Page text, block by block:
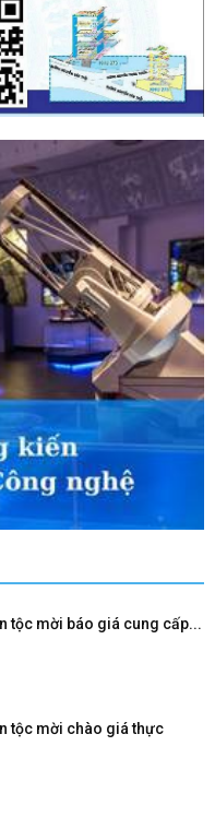
tộc mời báo giá cung cấp...
tộc mời chào giá thực